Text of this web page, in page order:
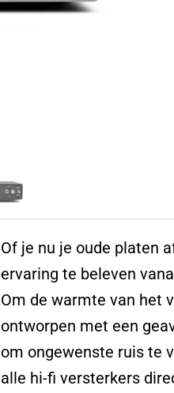
Of je nu je oude platen
ervaring te beleven
Om de warmte van het
ontworpen met een
om ongewenste ruis te
alle hi-fi versterkers